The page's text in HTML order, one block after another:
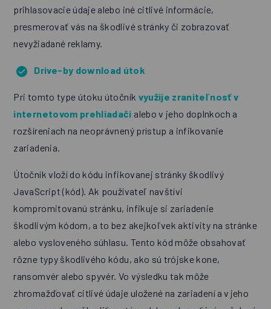
prihlasovacie údaje alebo iné citlivé informácie,
presmerovať vás na škodlivé stránky či zobrazovať
nevyžiadané reklamy.
Drive-by download útok
Pri tomto type útoku útočník využije zraniteľnosť v
internetovom prehliadači alebo v jeho doplnkoch a
rozšíreniach na neoprávnený prístup a infikovanie
zariadenia.
Útočník vloží do kódu infikovanej stránky škodlivý
JavaScript (kód). Ak používateľ navštívi
kompromitovanú stránku, infikuje si zariadenie
škodlivým kódom, a to bez akejkoľvek aktivity na stránke
alebo vysloveného súhlasu. Tento kód môže obsahovať
rôzne typy škodlivého kódu, ako sú trójske kone,
ransomvér alebo spyvér. Vo výsledku tak môže
zhromažďovať citlivé údaje uložené na zariadení a v jeho